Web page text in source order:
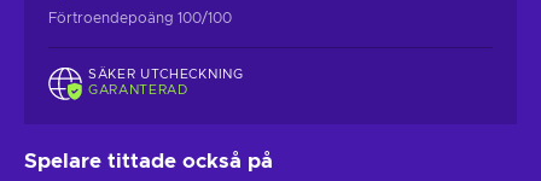
Förtroendepoäng 100/100
SÄKER UTCHECKNING
GARANTERAD
Spelare tittade också på